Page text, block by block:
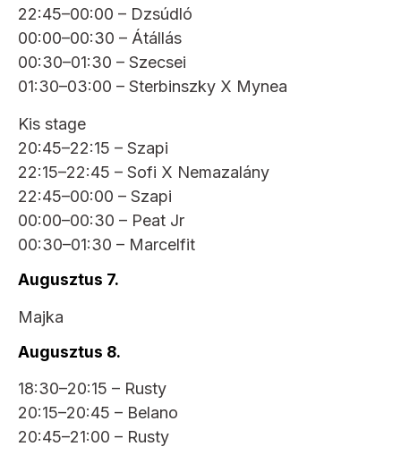
22:45–00:00 – Dzsúdló
00:00–00:30 – Átállás
00:30–01:30 – Szecsei
01:30–03:00 – Sterbinszky X Mynea
Kis stage
20:45–22:15 – Szapi
22:15–22:45 – Sofi X Nemazalány
22:45–00:00 – Szapi
00:00–00:30 – Peat Jr
00:30–01:30 – Marcelfit
Augusztus 7.
Majka
Augusztus 8.
18:30–20:15 – Rusty
20:15–20:45 – Belano
20:45–21:00 – Rusty